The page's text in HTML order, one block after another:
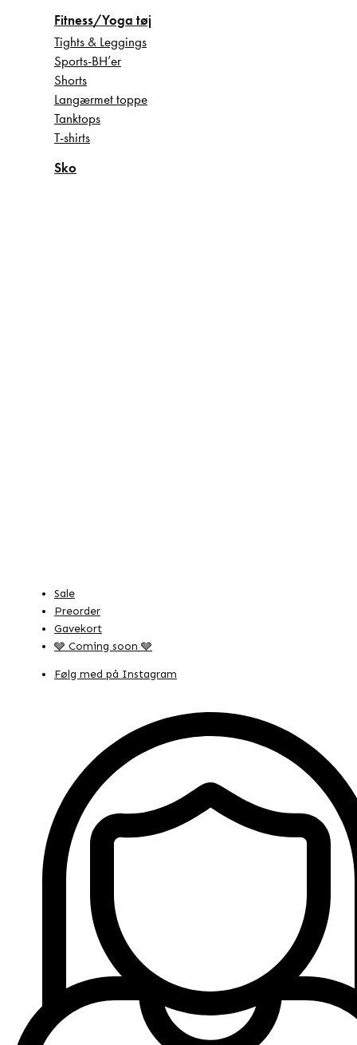
Fitness/Yoga tøj
Tights & Leggings
Sports-BH’er
Shorts
Langærmet toppe
Tanktops
T-shirts
Sko
Sale
Preorder
Gavekort
🩶 Coming soon 🩶
Følg med på Instagram